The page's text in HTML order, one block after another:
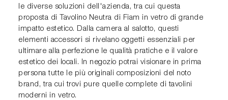
le diverse soluzioni dell'azienda, tra cui questa
proposta di Tavolino Neutra di Fiam in vetro di grande
impatto estetico. Dalla camera al salotto, questi
elementi accessori si rivelano oggetti essenziali per
ultimare alla perfezione le qualità pratiche e il valore
estetico dei locali. In negozio potrai visionare in prima
persona tutte le più originali composizioni del noto
brand, tra cui trovi pure quelle complete di tavolini
moderni in vetro.